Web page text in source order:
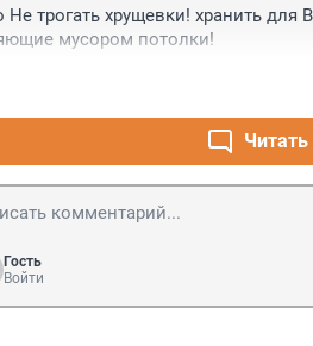
Не трогать хрущевки! хранить для
мусором потолки!
Гость
Войти